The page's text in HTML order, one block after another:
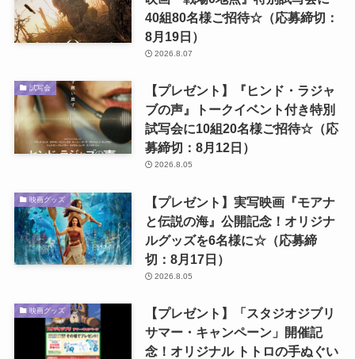
40組80名様ご招待☆（応募締切：
8月19日）
2026.8.07
試写会
【プレゼント】『ヒンド・ラジャ
ブの声』トークイベント付き特別
試写会に10組20名様ご招待☆（応
募締切：8月12日）
2026.8.05
映画グッズ
【プレゼント】実写映画『モアナ
と伝説の海』公開記念！オリジナ
ルグッズを6名様に☆（応募締
切：8月17日）
2026.8.05
映画グッズ
【プレゼント】「スタジオジブリ
サマー・キャンペーン」開催記
念！オリジナル トトロの手ぬぐい